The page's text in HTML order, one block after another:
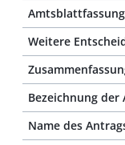
Weitere
Bezeichnung der
Name des